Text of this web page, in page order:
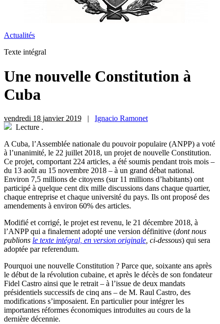
Actualités
Texte intégral
Une nouvelle Constitution à
Cuba
vendredi 18 janvier 2019 | Ignacio Ramonet
Lecture .
A Cuba, l’Assemblée nationale du pouvoir populaire (ANPP) a voté
à l’unanimité, le 22 juillet 2018, un projet de nouvelle Constitution.
Ce projet, comportant 224 articles, a été soumis pendant trois mois –
du 13 août au 15 novembre 2018 – à un grand débat national.
Environ 7,5 millions de citoyens (sur 11 millions d’habitants) ont
participé à quelque cent dix mille discussions dans chaque quartier,
chaque entreprise et chaque université du pays. Ils ont proposé des
amendements à environ 60% des articles.
Modifié et corrigé, le projet est revenu, le 21 décembre 2018, à
l’ANPP qui a finalement adopté une version définitive (dont nous
publions le texte intégral, en version originale , ci-dessous) qui sera
adoptée par referendum.
Pourquoi une nouvelle Constitution ? Parce que, soixante ans après
le début de la révolution cubaine, et après le décès de son fondateur
Fidel Castro ainsi que le retrait – à l’issue de deux mandats
présidentiels successifs de cinq ans – de M. Raul Castro, des
modifications s’imposaient. En particulier pour intégrer les
importantes réformes économiques introduites au cours de la
dernière décennie.